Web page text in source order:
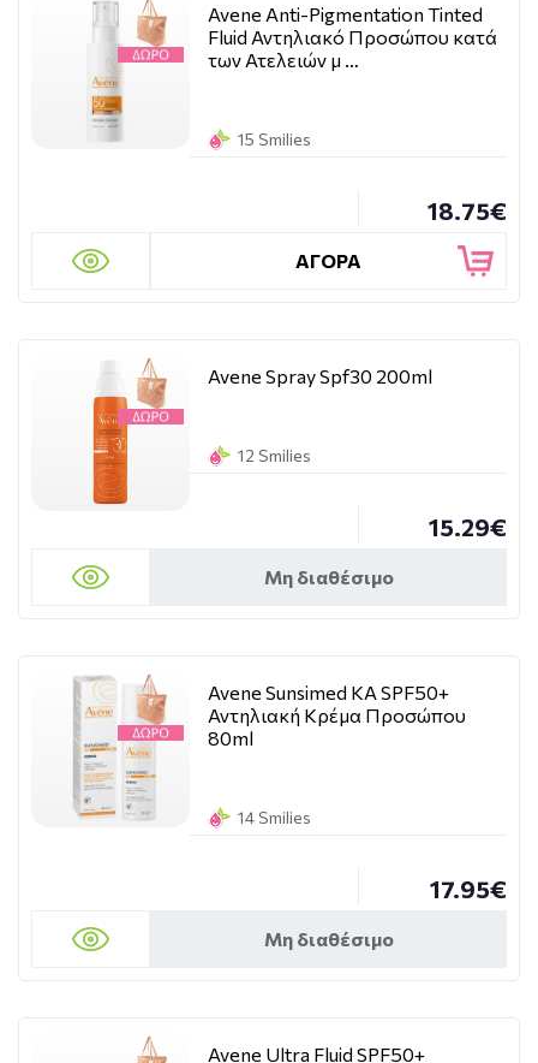
Avene Anti-Pigmentation Tinted
Fluid Αντηλιακό Προσώπου κατά
των Ατελειών μ …
15 Smilies
18.75€
ΑΓΟΡΑ
Avene Spray Spf30 200ml
12 Smilies
15.29€
Μη διαθέσιμο
Avene Sunsimed KA SPF50+
Αντηλιακή Κρέμα Προσώπου
80ml
14 Smilies
17.95€
Μη διαθέσιμο
Avene Ultra Fluid SPF50+